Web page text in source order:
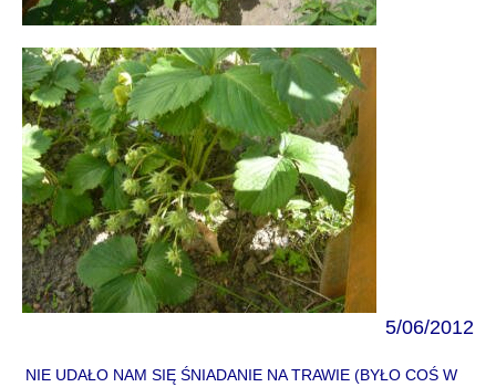
5/06/2012
NIE UDAŁO NAM SIĘ ŚNIADANIE NA TRAWIE (BYŁO COŚ W